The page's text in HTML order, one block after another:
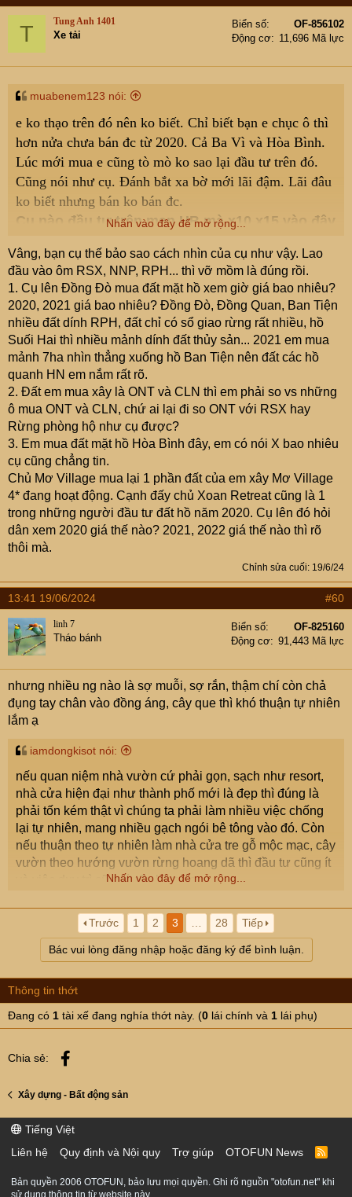
t
n
s
T Tung Anh 1401
Xe tải
Biển số
OF-856102
Động cơ
11,696 Mã lực
muabenem123 nói:
e ko thạo trên đó nên ko biết. Chỉ biết bạn e chục ô thì
hơn nửa chưa bán đc từ 2020. Cả Ba Vì và Hòa Bình.
Lúc mới mua e cũng tò mò ko sao lại đầu tư trên đó.
Cũng nói như cụ. Đánh bắt xa bờ mới lãi đậm. Lãi đâu
ko biết nhưng bán ko bán đc.
Cụ nào đầu tư trên mạn HB mà x10 x15 vào đây
Còn chưa kể đến lúc có cơ hội đầu tư hoặc sxkd mà
chưa bán đc, đi thế chấp bank để vay ấy mà. Mấy loại
này bank bọn e nhiều đội còn ko dám nhận thế chấp, có
nhận thì định giá thấp tẹt.
Còn đất Đồng Đò mà cụ bảo 5-30tr/m thì e xin phép
nói hơi thẳng là cụ ko biết j cả. Tầm giá đó là đất thổ
cư rồi. Đất các cụ mua làm homestay hay resort thì
toàn đất nông nghiệp. Mà đã là đất nông nghiệp thì lạy
giời cho mưa thuận gió hòa thôi cụ ạ. Chứ 1 ngày xấu
giời, các bác bên trên mà ngồi họp bàn về đất NN và ra
công văn là chưa biết đi về đâu đâu. 1 ví dụ cụ thể là
cụ lên Hòa Lạc, đang cưỡng chế và dừng xây dựng các
loại CCMN trên đất nông nghiệp đấy. Đã dính vào mấy
cái này thì bán cũng khó cụ ạ.
Nhấn vào đây để mở rộng...
Vâng, bạn cụ thế bảo sao cách nhìn của cụ như vậy. Lao
đầu vào ôm RSX, NNP, RPH... thì vỡ mồm là đúng rồi.
1. Cụ lên Đồng Đò mua đất mặt hồ xem giờ giá bao nhiêu?
2020, 2021 giá bao nhiêu? Đồng Đò, Đồng Quan, Ban Tiện
nhiều đất dính RPH, đất chỉ có sổ giao rừng rất nhiều, hồ
Suối Hai thì nhiều mảnh dính đất thủy sản... 2021 em mua
mảnh 7ha nhìn thẳng xuống hồ Ban Tiện nên đất các hồ
quanh HN em nắm rất rõ.
2. Đất em mua xây là ONT và CLN thì em phải so vs những
ô mua ONT và CLN, chứ ai lại đi so ONT với RSX hay
Rừng phòng hộ như cụ được?
3. Em mua đất mặt hồ Hòa Bình đây, em có nói X bao nhiêu
cụ cũng chẳng tin.
Chủ Mơ Village mua lại 1 phần đất của em xây Mơ Village
4* đang hoạt động. Cạnh đấy chủ Xoan Retreat cũng là 1
trong những người đầu tư đất hồ năm 2020. Cụ lên đó hỏi
dân xem 2020 giá thế nào? 2021, 2022 giá thế nào thì rõ
thôi mà.
Chỉnh sửa cuối: 19/6/24
13:41 19/06/2024 #60
linh 7
Tháo bánh
Biển số
OF-825160
Động cơ
91,443 Mã lực
nhưng nhiều ng nào là sợ muỗi, sợ rắn, thậm chí còn chả
đụng tay chân vào đồng áng, cây que thì khó thuận tự nhiên
lắm ạ
iamdongkisot nói:
nếu quan niệm nhà vườn cứ phải gọn, sạch như resort,
nhà cửa hiện đại như thành phố mới là đẹp thì đúng là
phải tốn kém thật vì chúng ta phải làm nhiều việc chống
lại tự nhiên, mang nhiều gạch ngói bê tông vào đó. Còn
nếu thuận theo tự nhiên làm nhà cửa tre gỗ mộc mạc, cây
vườn theo hướng vườn rừng hoang dã thì đầu tư cũng ít
và việc duy trì cũng ít tốn kém hơn.
Nhấn vào đây để mở rộng...
Trước 1 2 3 28 Tiếp
Bác vui lòng đăng nhập hoặc đăng ký để bình luận.
Thông tin thớt
Đang có 1 tài xế đang nghía thớt này. (0 lái chính và 1 lái phụ)
Chia sẻ:
Xây dựng - Bất động sản
Tiếng Việt
Liên hệ
Quy định và Nội quy Trợ giúp OTOFUN News
R
S
Bản quyền 2006 OTOFUN, bảo lưu mọi quyền. Ghi rõ nguồn "otofun.net" khi
sử dụng thông tin từ website này.